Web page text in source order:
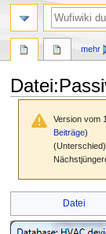
Datei:
Version vom
Beiträge)
springen
springen
Datei
mehr
Suche